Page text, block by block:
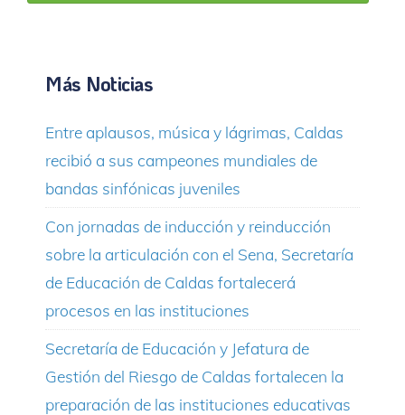
Más Noticias
Entre aplausos, música y lágrimas, Caldas
recibió a sus campeones mundiales de
bandas sinfónicas juveniles
Con jornadas de inducción y reinducción
sobre la articulación con el Sena, Secretaría
de Educación de Caldas fortalecerá
procesos en las instituciones
Secretaría de Educación y Jefatura de
Gestión del Riesgo de Caldas fortalecen la
preparación de las instituciones educativas